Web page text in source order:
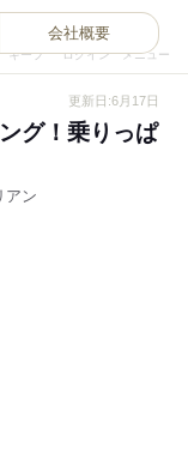
キープ ログイン メニュー
会社概要
更新日:6月17日
グ！乗りっぱ
アン